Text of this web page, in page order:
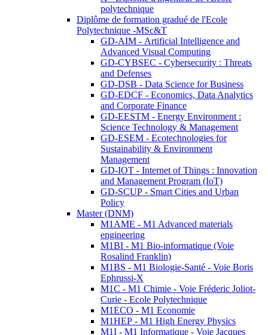
polytechnique
Diplôme de formation gradué de l'Ecole
Polytechnique -MSc&T
GD-AIM - Artificial Intelligence and
Advanced Visual Computing
GD-CYBSEC - Cybersecurity : Threats
and Defenses
GD-DSB - Data Science for Business
GD-EDCF - Economics, Data Analytics
and Corporate Finance
GD-EESTM - Energy Environment :
Science Technology & Management
GD-ESEM - Ecotechnologies for
Sustainability & Environment
Management
GD-IOT - Internet of Things : Innovation
and Management Program (IoT)
GD-SCUP - Smart Cities and Urban
Policy
Master (DNM)
M1AME - M1 Advanced materials
engineering
M1BI - M1 Bio-informatique (Voie
Rosalind Franklin)
M1BS - M1 Biologie-Santé - Voie Boris
Ephrussi-X
M1C - M1 Chimie - Voie Fréderic Joliot-
Curie - Ecole Polytechnique
M1ECO - M1 Economie
M1HEP - M1 High Energy Physics
M1I - M1 Informatique - Voie Jacques